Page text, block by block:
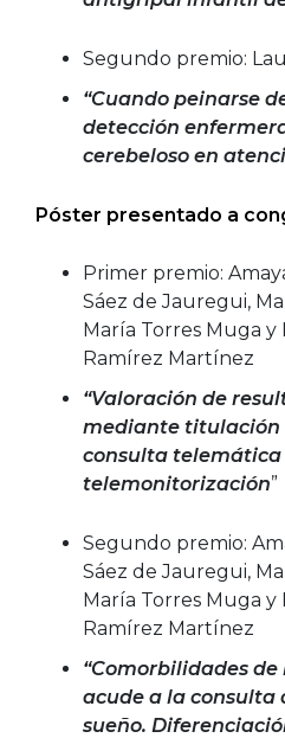
Segundo premio:
“Cuando peinarse
detección
cerebeloso en
Póster presentado a
Primer premio:
Sáez de Jauregui,
María Torres Muga y
Ramírez Martínez
“Valoración de
mediante titulación
consulta
telemonitorización”
Segundo premio:
Sáez de Jauregui,
María Torres Muga y
Ramírez Martínez
“Comorbilidades
acude a la consulta
sueño.